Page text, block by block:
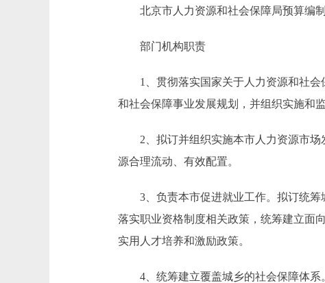
北京市人力资源和社会保障局预算编制
部门机构职责
1、贯彻落实国家关于人力资源和社会
和社会保障事业发展规划，并组织实施和监
2、拟订并组织实施本市人力资源市场
源合理流动、有效配置。
3、负责本市促进就业工作。拟订统筹
落实职业资格制度相关政策，统筹建立面
实用人才培养和激励政策。
4、统筹建立覆盖城乡的社会保障体系